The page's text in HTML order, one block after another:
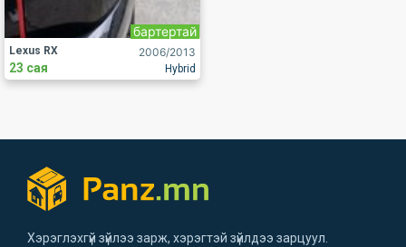
2006/2013
Hybrid
бартертай
Lexus RX
23 сая
Хэрэглэхгүй зүйлээ зарж, хэрэгтэй зүйлдээ зарцуул.